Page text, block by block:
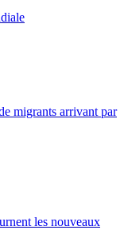
migrants arrivant par
les nouveaux